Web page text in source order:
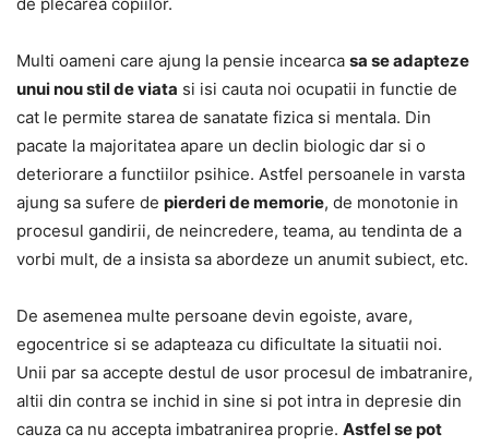
de plecarea copiilor.
Multi oameni care ajung la pensie incearca sa se adapteze
unui nou stil de viata si isi cauta noi ocupatii in functie de
cat le permite starea de sanatate fizica si mentala. Din
pacate la majoritatea apare un declin biologic dar si o
deteriorare a functiilor psihice. Astfel persoanele in varsta
ajung sa sufere de pierderi de memorie, de monotonie in
procesul gandirii, de neincredere, teama, au tendinta de a
vorbi mult, de a insista sa abordeze un anumit subiect, etc.
De asemenea multe persoane devin egoiste, avare,
egocentrice si se adapteaza cu dificultate la situatii noi.
Unii par sa accepte destul de usor procesul de imbatranire,
altii din contra se inchid in sine si pot intra in depresie din
cauza ca nu accepta imbatranirea proprie. Astfel se pot